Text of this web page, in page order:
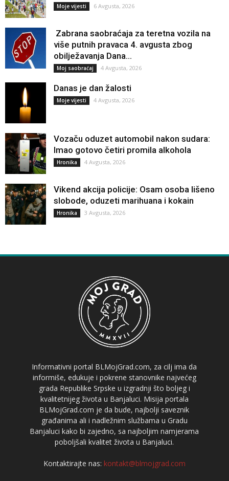
Moje vijesti 6 Avgusta, 2026
Zabrana saobraćaja za teretna vozila na
više putnih pravaca 4. avgusta zbog
obilježavanja Dana...
Moj saobraćaj 4 Avgusta, 2026
Danas je dan žalosti
Moje vijesti 4 Avgusta, 2026
Vozaču oduzet automobil nakon sudara:
Imao gotovo četiri promila alkohola
Hronika 4 Avgusta, 2026
Vikend akcija policije: Osam osoba lišeno
slobode, oduzeti marihuana i kokain
Hronika 3 Avgusta, 2026
Informativni portal BLMojGrad.com, za cilj ima da
informiše, edukuje i pokrene stanovnike najvećeg
grada Republike Srpske u izgradnji što boljeg i
kvalitetnijeg života u Banjaluci. Misija portala
BLMojGrad.com je da bude, najbolji saveznik
građanima ali i nadležnim službama u Gradu
Banjaluci kako bi zajedno, sa najboljim namjerama
poboljšali kvalitet života u Banjaluci.
Kontaktirajte nas: kontakt@blmojgrad.com